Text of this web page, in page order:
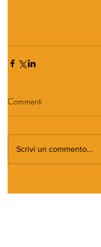
Commenti
Scrivi un commento...